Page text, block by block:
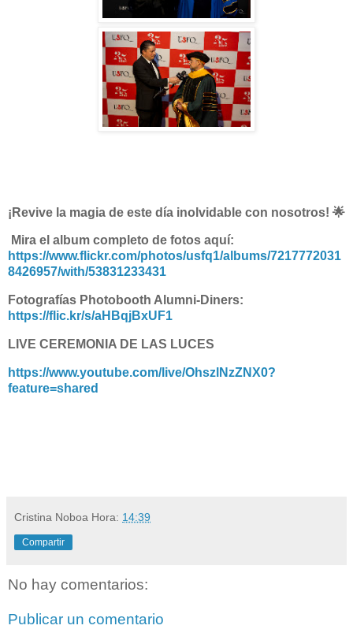
¡Revive la magia de este día inolvidable con nosotros! 🌟
Mira el album completo de fotos aquí:
https://www.flickr.com/photos/usfq1/albums/7217772031
8426957/with/53831233431
Fotografías Photobooth Alumni-Diners:
https://flic.kr/s/aHBqjBxUF1
LIVE CEREMONIA DE LAS LUCES
https://www.youtube.com/live/OhszlNzZNX0?
feature=shared
Cristina Noboa Hora: 14:39
Compartir
No hay comentarios:
Publicar un comentario